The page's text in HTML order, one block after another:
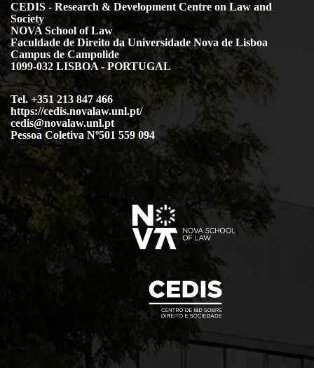
CEDIS - Research & Development Centre on Law and
Society
NOVA School of Law
Faculdade de Direito da Universidade Nova de Lisboa
Campus de Campolide
1099-032 LISBOA - PORTUGAL
Tel. +351 213 847 466
https://cedis.novalaw.unl.pt/
cedis@novalaw.unl.pt
Pessoa Coletiva Nº501 559 094